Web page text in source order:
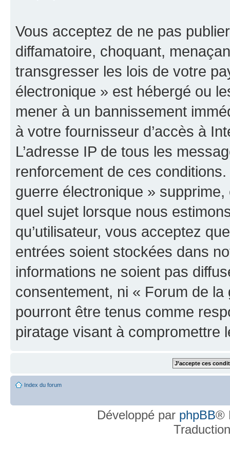
Vous acceptez de ne pas
diffamatoire, choquant,
transgresser les lois de votre
électronique » est hébergé ou
mener à un bannissement
à votre fournisseur d’accès à
L’adresse IP de tous les
renforcement de ces
guerre électronique »
quel sujet lorsque nous
qu’utilisateur, vous acceptez
entrées soient stockées dans
informations ne soient pas
consentement, ni « Forum de
pourront être tenus comme
piratage visant à compromettre
Index du forum
Développé par phpBB®